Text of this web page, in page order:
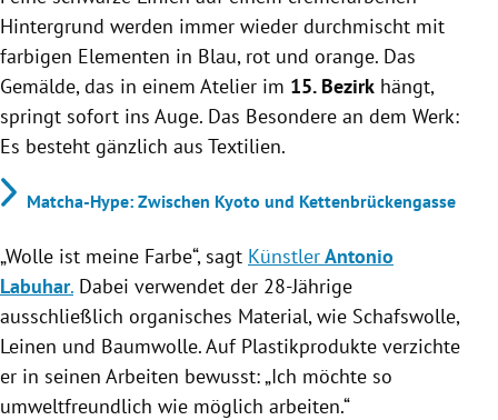
Untermenü
Hintergrund werden immer wieder durchmischt mit
farbigen Elementen in Blau, rot und orange. Das
Gemälde, das in einem Atelier im 15. Bezirk hängt,
springt sofort ins Auge. Das Besondere an dem Werk:
Es besteht gänzlich aus Textilien.
Matcha-Hype: Zwischen Kyoto und Kettenbrückengasse
„Wolle ist meine Farbe“, sagt KünstlerAntonio
Labuhar. Dabei verwendet der 28-Jährige
ausschließlich organisches Material, wie Schafswolle,
Leinen und Baumwolle. Auf Plastikprodukte verzichte
er in seinen Arbeiten bewusst: „Ich möchte so
umweltfreundlich wie möglich arbeiten.“